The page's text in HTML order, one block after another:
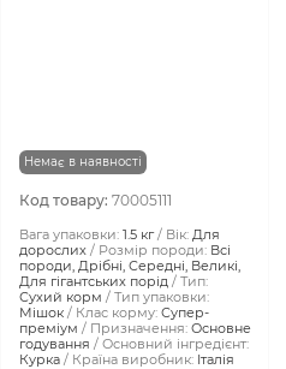
Немає в наявності
Код товару: 70005111
Вага упаковки: 1.5 кг Вік: Для
дорослих
Розмір породи: Всі
породи, Дрібні, Середні, Великі,
Для гігантських порід
Тип:
Сухий корм
Тип упаковки:
Мішок
Клас корму: Супер-
преміум
Призначення: Основне
годування
Основний інгредієнт:
Курка
Країна виробник: Італія